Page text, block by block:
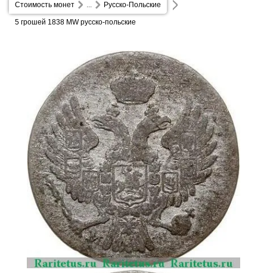
Стоимость монет Русско-Польские
...
5 грошей 1838 MW русско-польские